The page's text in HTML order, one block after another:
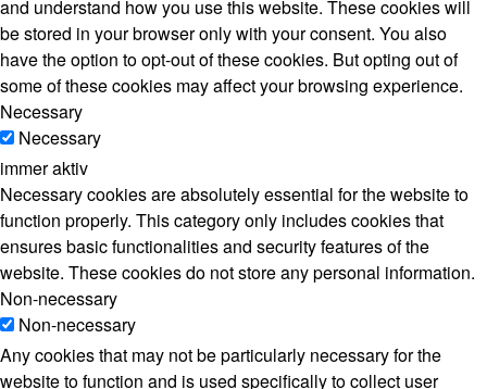
and understand how you use this website. These cookies will
be stored in your browser only with your consent. You also
have the option to opt-out of these cookies. But opting out of
some of these cookies may affect your browsing experience.
Necessary
Necessary
immer aktiv
Necessary cookies are absolutely essential for the website to
function properly. This category only includes cookies that
ensures basic functionalities and security features of the
website. These cookies do not store any personal information.
Non-necessary
Non-necessary
Any cookies that may not be particularly necessary for the
website to function and is used specifically to collect user